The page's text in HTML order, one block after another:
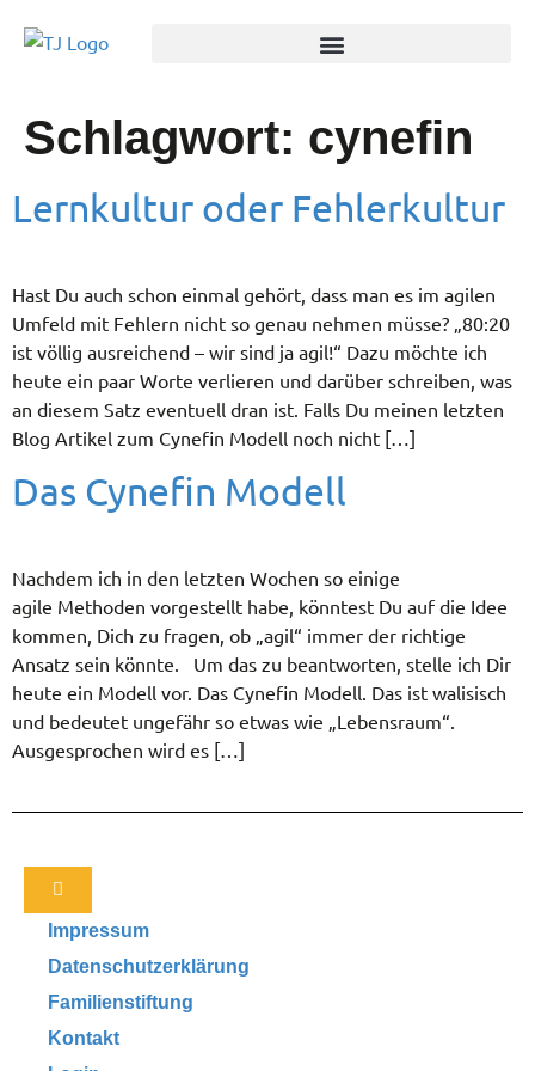
Schlagwort: cynefin
Lernkultur oder Fehlerkultur
Hast Du auch schon einmal gehört, dass man es im agilen
Umfeld mit Fehlern nicht so genau nehmen müsse? „80:20
ist völlig ausreichend – wir sind ja agil!“ Dazu möchte ich
heute ein paar Worte verlieren und darüber schreiben, was
an diesem Satz eventuell dran ist. Falls Du meinen letzten
Blog Artikel zum Cynefin Modell noch nicht […]
Das Cynefin Modell
Nachdem ich in den letzten Wochen so einige
agile Methoden vorgestellt habe, könntest Du auf die Idee
kommen, Dich zu fragen, ob „agil“ immer der richtige
Ansatz sein könnte. Um das zu beantworten, stelle ich Dir
heute ein Modell vor. Das Cynefin Modell. Das ist walisisch
und bedeutet ungefähr so etwas wie „Lebensraum“.
Ausgesprochen wird es […]
Impressum
Datenschutzerklärung
Familienstiftung
Kontakt